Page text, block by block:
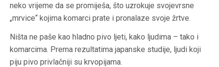
neko vrijeme da se promiješa, što uzrokuje svojevrsne
„mrvice“ kojima komarci prate i pronalaze svoje žrtve.
Ništa ne paše kao hladno pivo ljeti, kako ljudima – tako i
komarcima. Prema rezultatima japanske studije, ljudi koji
piju pivo privlačniji su krvopijama.